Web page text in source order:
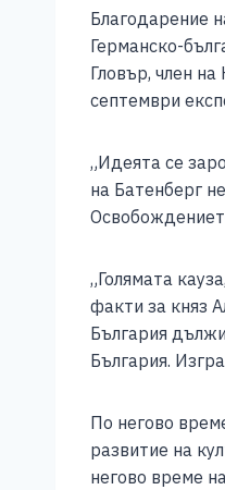
o
o
k
g
er
Благодарение
Германско-
Гловър, член
септември
„Идеята се
на Батенберг
„Голямата
факти за княз
България
България.
По негово
развитие на
негово време